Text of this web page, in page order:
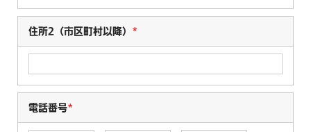
住所2（市区町村以降） *
電話番号*